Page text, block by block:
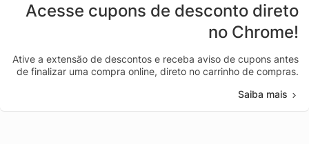
Acesse cupons de desconto direto
no Chrome!
Ative a extensão de descontos e receba aviso de cupons antes
de finalizar uma compra online, direto no carrinho de compras.
Saiba mais